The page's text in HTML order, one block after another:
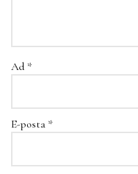
Ad *
E-posta *